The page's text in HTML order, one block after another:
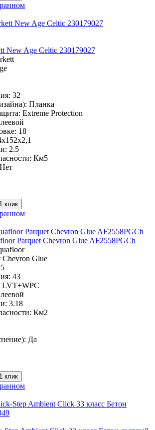
New Age Celtic 230179027
32
Планка
Extreme Protection
18
2.5
Км5
Нет
клик
Parquet Chevron Glue AF2558PGCh
Chevron Glue
43
LVT+WPC
3.18
Км2
Да
клик